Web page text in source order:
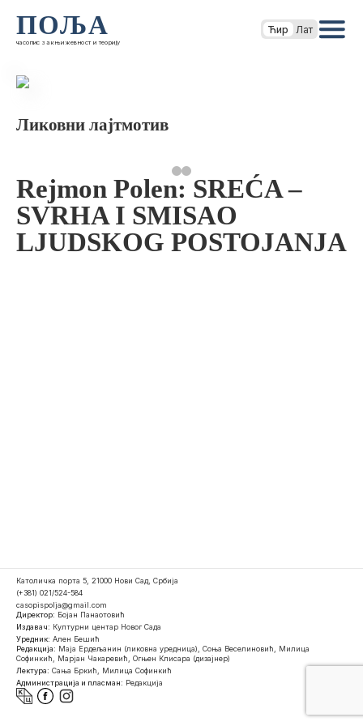
ПОЉА
часопис за књижевност и теорију
Ћир Лат
Ликовни лајтмотив
Rejmon Polen: SREĆA –
SVRHA I SMISAO
LJUDSKOG POSTOJANJA
Католичка порта 5, 21000 Нови Сад, Србија
(+381) 021/524-584
casopispolja@gmail.com
Директор: Бојан Панаотовић
Издавач: Културни центар Новог Сада
Уредник: Ален Бешић
Редакција: Маја Ердељанин (ликовна уредница), Соња Веселиновић, Милица
Софинкић, Марјан Чакаревић, Огњен Клисара (дизајнер)
Лектура: Сања Бркић, Милица Софинкић
Администрација и пласман: Редакција